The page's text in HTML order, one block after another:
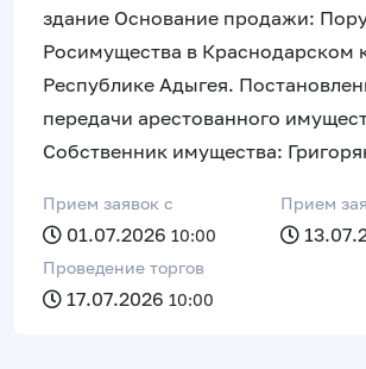
здание Основание продажи:
Росимущества в Краснодарском
Республике Адыгея.
передачи арестованного
Собственник имущества:
Прием заявок c
01.07.2026 10:00
Прием
Проведение торгов
17.07.2026 10:00